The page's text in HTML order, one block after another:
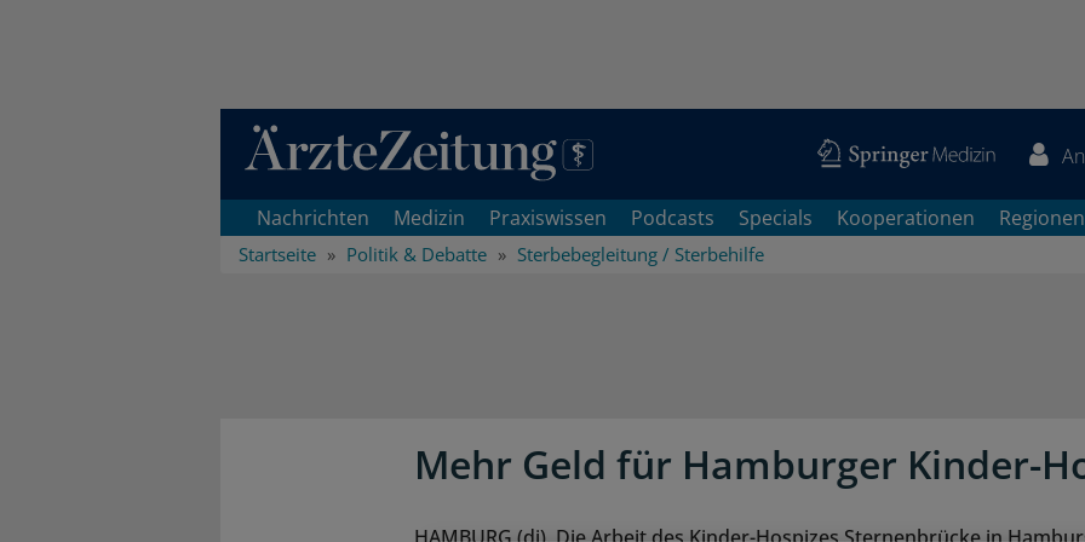
Direkt zum Inhaltsbereich
Nachrichten Medizin Praxiswissen Podcasts Specials Kooperationen Regionen
Startseite Politik & Debatte Sterbebegleitung / Sterbehilfe
Mehr Geld für Hamburger Kinder-